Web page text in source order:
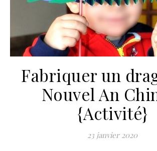
Fabriquer un
Nouvel An
{Activité}
23 janvier 2020